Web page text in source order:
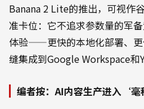
Banana 2 Lite的推出，可视作
准卡位：它不追求参数量的军
体验——更快的本地化部署、更
缝集成到Google Workspace和
编者按：AI内容生产进入‘